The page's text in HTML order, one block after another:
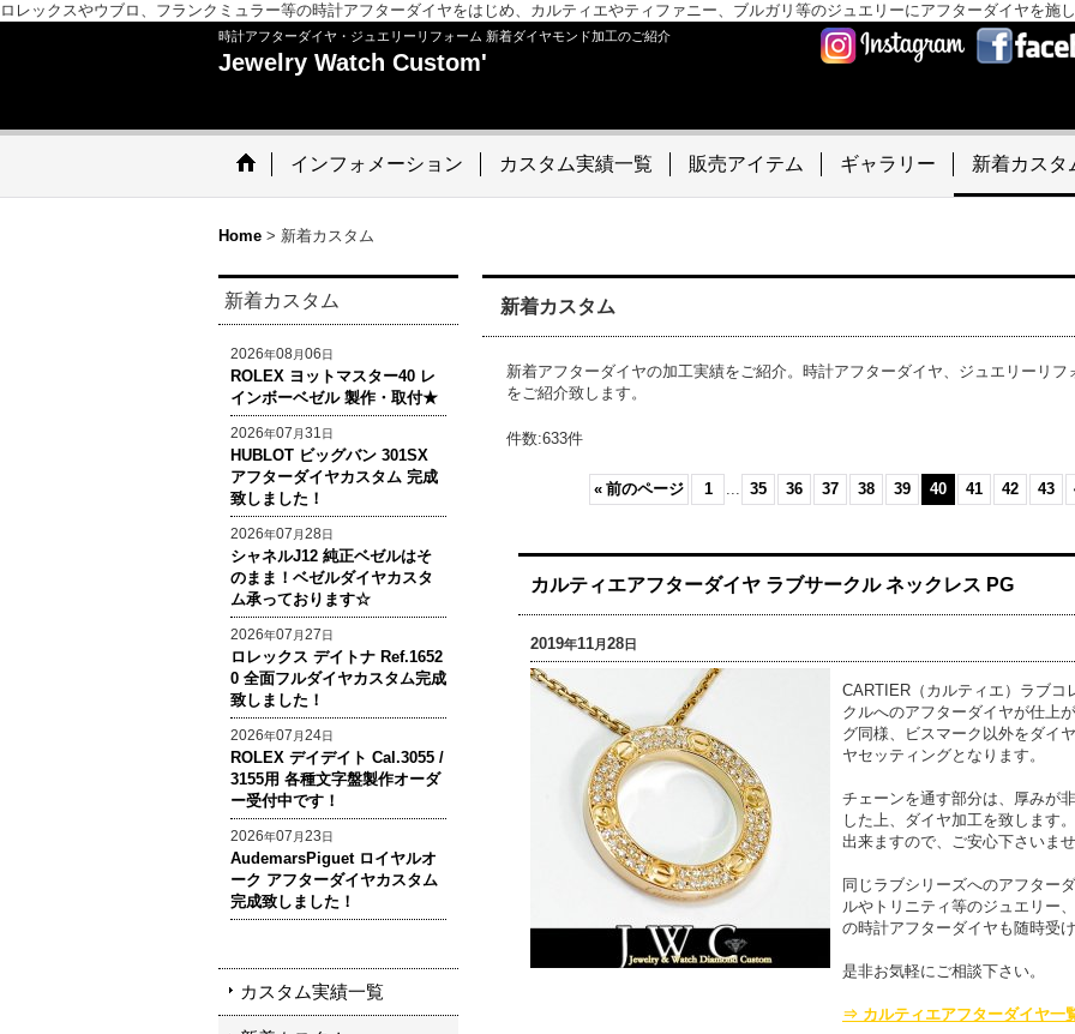
ロレックスやウブロ、フランクミュラー等の時計アフターダイヤをはじめ、カルティエやティファニー、ブルガリ等のジュエリーにアフターダイヤを施
時計アフターダイヤ・ジュエリーリフォーム 新着ダイヤモンド加工のご紹介
Jewelry Watch Custom'
インフォメーション カスタム実績一覧 販売アイテム ギャラリー 新着カスタ
Home > 新着カスタム
新着カスタム
2026年08月06日
ROLEX ヨットマスター40 レ
インボーベゼル 製作・取付★
2026年07 月31日
HUBLOT ビッグバン 301SX
アフターダイヤカスタム 完成
致しました！
2026年07 月28日
シャネルJ12 純正ベゼルはそ
のまま！ベゼルダイヤカスタ
ム承っております☆
2026年07 月27日
ロレックス デイトナ Ref.1652
0 全面フルダイヤカスタム完成
致しました！
2026年07 月24日
ROLEX デイデイト Cal.3055 /
3155用 各種文字盤製作オーダ
ー受付中です！
2026年07 月23日
AudemarsPiguet ロイヤルオ
ーク アフターダイヤカスタム
完成致しました！
カスタム実績一覧
新着カスタム
新着アフターダイヤの加工実績をご紹介。時計アフターダイヤ、ジュエリーリ
をご紹介致します。
件数:633件
« 前のページ 1 ... 35 36 37 38 39 40 41 42 43
カルティエアフターダイヤ ラブサークル ネックレス PG
2019年11月28日
CARTIER（カルティエ）ラブコ
クルへのアフターダイヤが仕上
グ同様、ビスマーク以外をダイ
ヤセッティングとなります。
チェーンを通す部分は、厚みが
した上、ダイヤ加工を致します
出来ますので、ご安心下さいま
同じラブシリーズへのアフター
ルやトリニティ等のジュエリー
の時計アフターダイヤも随時受
是非お気軽にご相談下さい。
⇒ カルティエアフターダイヤ一